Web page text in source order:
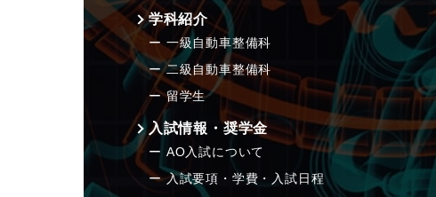
学科紹介
一級自動車整備科
二級自動車整備科
留学生
入試情報・奨学金
AO入試について
入試要項・学費・入試日程